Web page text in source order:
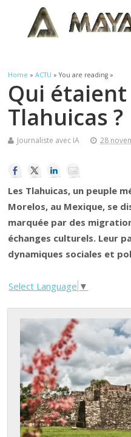
Home »ACTU » You are reading »
Qui étaient
Tlahuicas ?
Journaliste avec IA 28
Les Tlahuicas, un peuple
Morelos, au Mexique, se
marquée par des
échanges culturels. Leur
dynamiques sociales et
Select Language ▼